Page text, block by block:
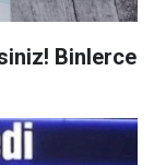
Binlerce